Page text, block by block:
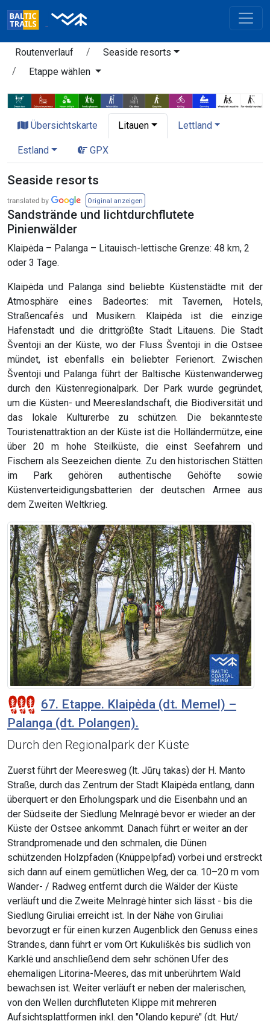
Routenverlauf
Seaside resorts
Etappe wählen
Übersichtskarte Litauen Lettland
Estland GPX
Seaside resorts
Original anzeigen
Sandstrände und lichtdurchflutete
Pinienwälder
Klaipėda – Palanga – Litauisch-lettische Grenze: 48 km, 2
oder 3 Tage.
Klaipėda und Palanga sind beliebte Küstenstädte mit der
Atmosphäre eines Badeortes: mit Tavernen, Hotels,
Straßencafés und Musikern. Klaipėda ist die einzige
Hafenstadt und die drittgrößte Stadt Litauens. Die Stadt
Šventoji an der Küste, wo der Fluss Šventoji in die Ostsee
mündet, ist ebenfalls ein beliebter Ferienort. Zwischen
Šventoji und Palanga führt der Baltische Küstenwanderweg
durch den Küstenregionalpark. Der Park wurde gegründet,
um die Küsten- und Meereslandschaft, die Biodiversität und
das lokale Kulturerbe zu schützen. Die bekannteste
Touristenattraktion an der Küste ist die Holländermütze, eine
über 20 m hohe Steilküste, die einst Seefahrern und
Fischern als Seezeichen diente. Zu den historischen Stätten
im Park gehören authentische Gehöfte sowie
Küstenverteidigungsbatterien der deutschen Armee aus
dem Zweiten Weltkrieg.
67. Etappe. Klaipėda (dt. Memel) –
Palanga (dt. Polangen).
Durch den Regionalpark der Küste
Zuerst führt der Meeresweg (lt. Jūrų takas) der H. Manto
Straße, durch das Zentrum der Stadt Klaipėda entlang, dann
überquert er den Erholungspark und die Eisenbahn und an
der Südseite der Siedlung Melnragė bevor er wieder an der
Küste der Ostsee ankommt. Danach führt er weiter an der
Strandpromenade und den schmalen, die Dünen
schützenden Holzpfaden (Knüppelpfad) vorbei und erstreckt
sich dann auf einem gemütlichen Weg, der ca. 10–20 m vom
Wander- / Radweg entfernt durch die Wälder der Küste
verläuft und die Zweite Melnragė hinter sich lässt - bis die
Siedlung Giruliai erreicht ist. In der Nähe von Giruliai
bevorzugt er für einen kurzen Augenblick den Genuss eines
Strandes, dann führt er vom Ort Kukuliškės bis südlich von
Karklė und anschließend dem sehr schönen Ufer des
ehemaligen Litorina-Meeres, das mit unberührtem Wald
bewachsen ist. Weiter verläuft er neben der malerischen,
von den Wellen durchfluteten Klippe mit mehreren
Aufsichtsplattformen inkl. den "Olando kepurė" (dt. Hut/